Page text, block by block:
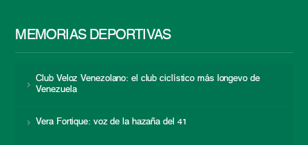
MEMORIAS DEPORTIVAS
Club Veloz Venezolano: el club ciclístico más longevo de
Venezuela
Vera Fortique: voz de la hazaña del 41